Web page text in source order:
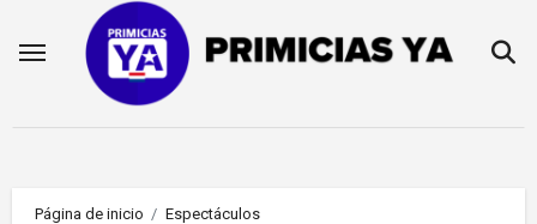
Página de inicio
Espectáculos